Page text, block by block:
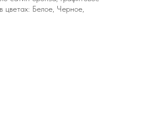
цветах: Белое, Черное,